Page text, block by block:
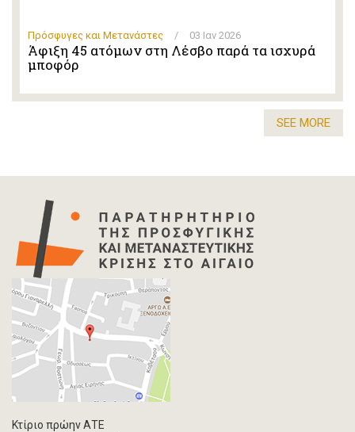
Πρόσφυγες και Μετανάστες / 03 Ιαν 2026
Άφιξη 45 ατόμων στη Λέσβο παρά τα ισχυρά
μποφόρ
SEE MORE
Κτίριο πρώην ΑΤΕ